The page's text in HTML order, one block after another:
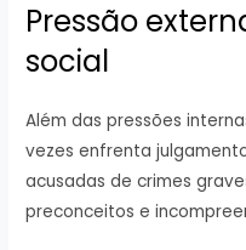
Pressão
social
Além das pressões
vezes enfrenta
acusadas de crimes
preconceitos e